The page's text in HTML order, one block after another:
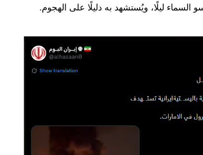
ليلًا، ويُستشهد به دليلًا على الهجوم.